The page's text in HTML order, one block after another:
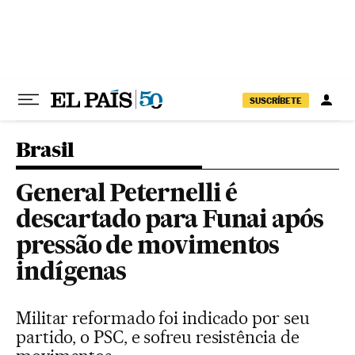
SUSCRÍBETE
Brasil
General Peternelli é
descartado para Funai após
pressão de movimentos
indígenas
Militar reformado foi indicado por seu
partido, o PSC, e sofreu resistência de